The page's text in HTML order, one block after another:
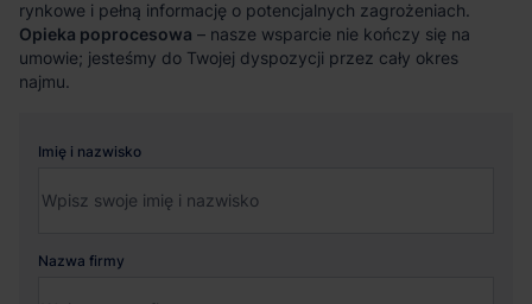
rynkowe i pełną informację o potencjalnych zagrożeniach.
Opieka poprocesowa – nasze wsparcie nie kończy się na
umowie; jesteśmy do Twojej dyspozycji przez cały okres
najmu.
Imię i nazwisko
Nazwa firmy